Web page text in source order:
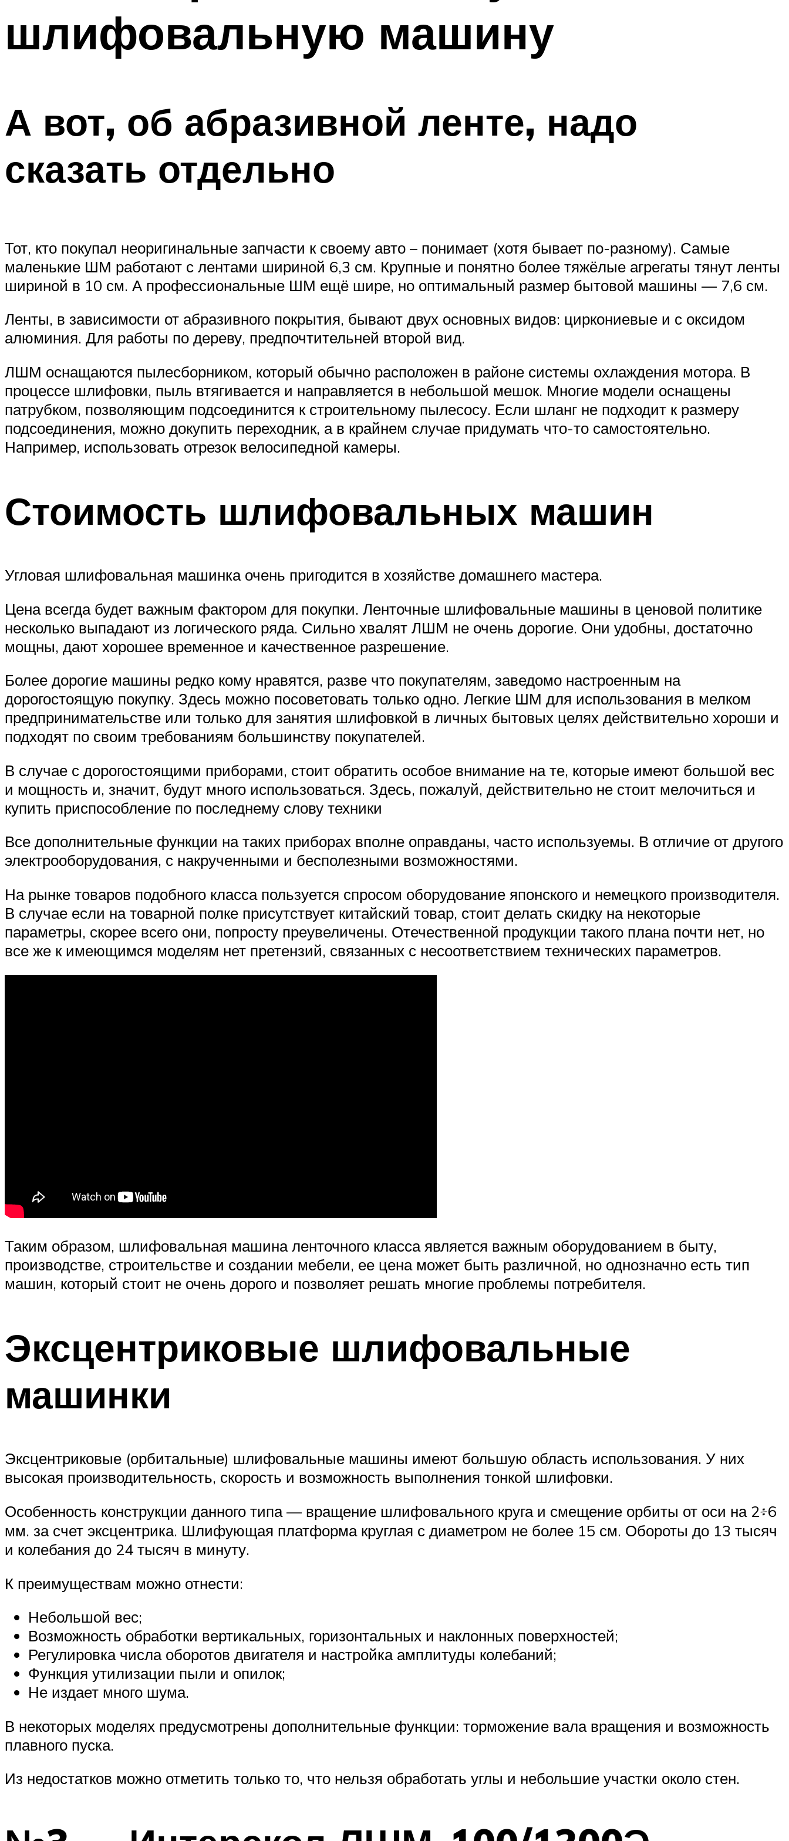
шлифовальную машину
А вот, об абразивной ленте, надо
сказать отдельно
Тот, кто покупал неоригинальные запчасти к своему авто – понимает (хотя бывает по-разному). Самые
маленькие ШМ работают с лентами шириной 6,3 см. Крупные и понятно более тяжёлые агрегаты тянут ленты
шириной в 10 см. А профессиональные ШМ ещё шире, но оптимальный размер бытовой машины — 7,6 см.
Ленты, в зависимости от абразивного покрытия, бывают двух основных видов: циркониевые и с оксидом
алюминия. Для работы по дереву, предпочтительней второй вид.
ЛШМ оснащаются пылесборником, который обычно расположен в районе системы охлаждения мотора. В
процессе шлифовки, пыль втягивается и направляется в небольшой мешок. Многие модели оснащены
патрубком, позволяющим подсоединится к строительному пылесосу. Если шланг не подходит к размеру
подсоединения, можно докупить переходник, а в крайнем случае придумать что-то самостоятельно.
Например, использовать отрезок велосипедной камеры.
Стоимость шлифовальных машин
Угловая шлифовальная машинка очень пригодится в хозяйстве домашнего мастера.
Цена всегда будет важным фактором для покупки. Ленточные шлифовальные машины в ценовой политике
несколько выпадают из логического ряда. Сильно хвалят ЛШМ не очень дорогие. Они удобны, достаточно
мощны, дают хорошее временное и качественное разрешение.
Более дорогие машины редко кому нравятся, разве что покупателям, заведомо настроенным на
дорогостоящую покупку. Здесь можно посоветовать только одно. Легкие ШМ для использования в мелком
предпринимательстве или только для занятия шлифовкой в личных бытовых целях действительно хороши и
подходят по своим требованиям большинству покупателей.
В случае с дорогостоящими приборами, стоит обратить особое внимание на те, которые имеют большой вес
и мощность и, значит, будут много использоваться. Здесь, пожалуй, действительно не стоит мелочиться и
купить приспособление по последнему слову техники
Все дополнительные функции на таких приборах вполне оправданы, часто используемы. В отличие от другого
электрооборудования, с накрученными и бесполезными возможностями.
На рынке товаров подобного класса пользуется спросом оборудование японского и немецкого производителя.
В случае если на товарной полке присутствует китайский товар, стоит делать скидку на некоторые
параметры, скорее всего они, попросту преувеличены. Отечественной продукции такого плана почти нет, но
все же к имеющимся моделям нет претензий, связанных с несоответствием технических параметров.
Таким образом, шлифовальная машина ленточного класса является важным оборудованием в быту,
производстве, строительстве и создании мебели, ее цена может быть различной, но однозначно есть тип
машин, который стоит не очень дорого и позволяет решать многие проблемы потребителя.
Эксцентриковые шлифовальные
машинки
Эксцентриковые (орбитальные) шлифовальные машины имеют большую область использования. У них
высокая производительность, скорость и возможность выполнения тонкой шлифовки.
Особенность конструкции данного типа — вращение шлифовального круга и смещение орбиты от оси на 2፥6
мм. за счет эксцентрика. Шлифующая платформа круглая с диаметром не более 15 см. Обороты до 13 тысяч
и колебания до 24 тысяч в минуту.
К преимуществам можно отнести:
Небольшой вес;
Возможность обработки вертикальных, горизонтальных и наклонных поверхностей;
Регулировка числа оборотов двигателя и настройка амплитуды колебаний;
Функция утилизации пыли и опилок;
Не издает много шума.
В некоторых моделях предусмотрены дополнительные функции: торможение вала вращения и возможность
плавного пуска.
Из недостатков можно отметить только то, что нельзя обработать углы и небольшие участки около стен.